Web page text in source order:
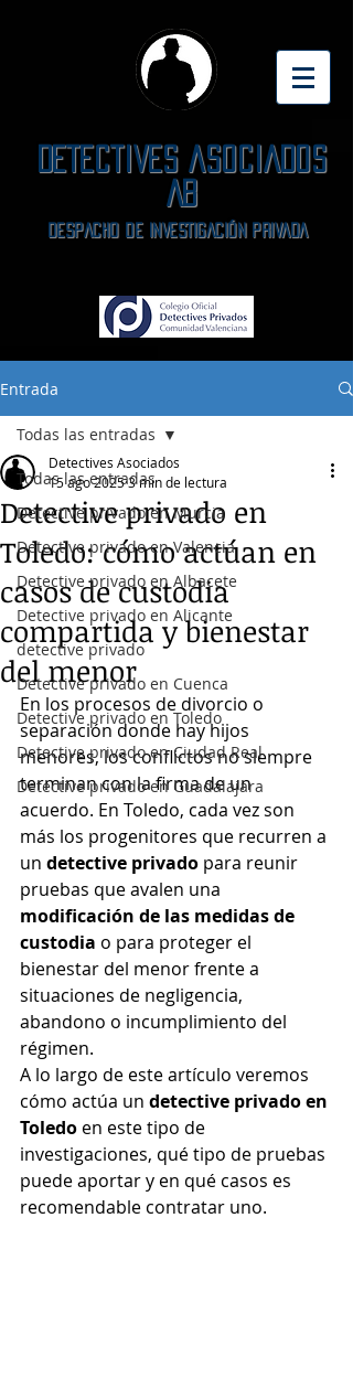
DETECTIVES ASOCIADOS
AB
DeSPACHO DE INVESTIGACIÓN PRIVADA
Entrada
Todas las entradas
Detective privado en Murcia
Detective privado en Valencia
Detective privado en Albacete
Detective privado en Alicante
detective privado
Detective privado en Cuenca
Detective privado en Toledo
Detective privado en Ciudad Real
Detective privado en Guadalajara
Todas las entradas
Detective privado en
Toledo: cómo actúan en
casos de custodia
compartida y bienestar
del menor
Detectives Asociados
15 ago 20253 min de lectura
En los procesos de divorcio o
separación donde hay hijos
menores, los conflictos no siempre
terminan con la firma de un
acuerdo. En Toledo, cada vez son
más los progenitores que recurren a
un detective privado para reunir
pruebas que avalen una
modificación de las medidas de
custodia o para proteger el
bienestar del menor frente a
situaciones de negligencia,
abandono o incumplimiento del
régimen.
A lo largo de este artículo veremos
cómo actúa un detective privado en
Toledo en este tipo de
investigaciones, qué tipo de pruebas
puede aportar y en qué casos es
recomendable contratar uno.